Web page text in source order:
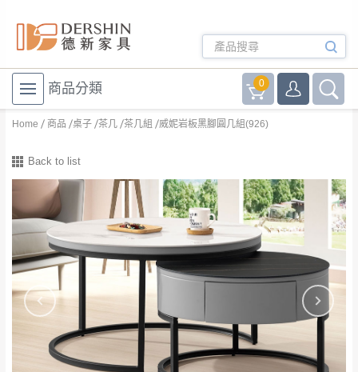
商品分類 0
Home 商品 桌子 茶几 茶几組 威妮岩板黑腳圓几組(926)
Back to list